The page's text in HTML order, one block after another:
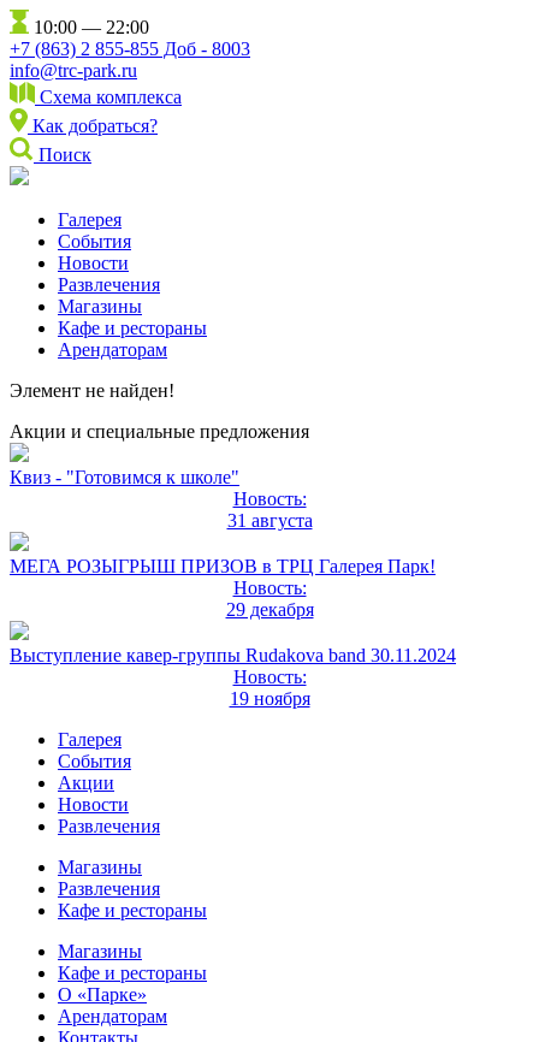
10:00 — 22:00
+7 (863) 2 855-855 Доб - 8003
info@trc-park.ru
Схема комплекса
Как добраться?
Поиск
Галерея
События
Новости
Развлечения
Магазины
Кафе и рестораны
Арендаторам
Элемент не найден!
Акции и специальные предложения
Квиз - "Готовимся к школе"
Новость:
31 августа
МЕГА РОЗЫГРЫШ ПРИЗОВ в ТРЦ Галерея Парк!
Новость:
29 декабря
Выступление кавер-группы Rudakova band 30.11.2024
Новость:
19 ноября
Галерея
События
Акции
Новости
Развлечения
Магазины
Развлечения
Кафе и рестораны
Магазины
Кафе и рестораны
О «Парке»
Арендаторам
Контакты